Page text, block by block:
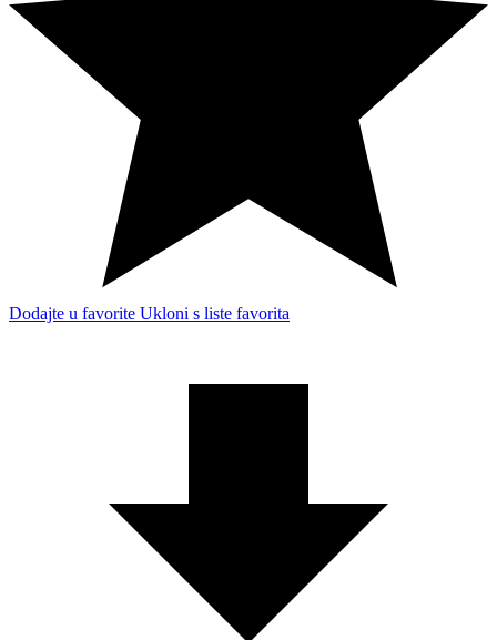
Dodajte u favorite Ukloni s liste favorita